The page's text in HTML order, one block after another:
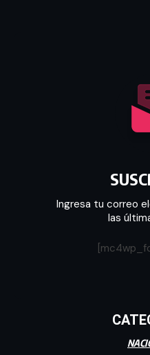
Ingresa tu correo
las